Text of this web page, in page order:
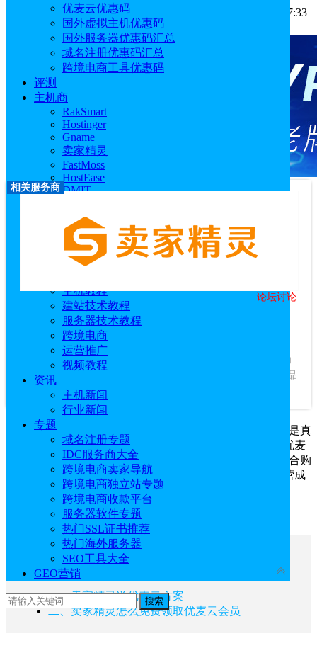
优麦云优惠码
国外虚拟主机优惠码
国外服务器优惠码汇总
域名注册优惠码汇总
跨境电商工具优惠码
评测
主机商
RakSmart
Hostinger
Gname
卖家精灵
FastMoss
HostEase
DMIT
莱卡云
西柚找词
优麦云
恒创科技
主机教程
建站技术教程
服务器技术教程
跨境电商
运营推广
视频教程
资讯
主机新闻
行业新闻
专题
域名注册专题
IDC服务商大全
跨境电商卖家导航
跨境电商独立站专题
跨境电商收款平台
服务器软件专题
热门SSL证书推荐
热门海外服务器
SEO工具大全
GEO营销
搜索
作者: Aimee 分类:常见问题
发布时间: 2025.04.02 18:37:33
更新于: 2026.01.15 13:03:55
相关服务商
卖家精灵 论坛讨论
优惠码： SPY78
访问官网|优惠活动
服务商介绍：卖家精灵是一款亚马逊卖家工具类SaaS软件，为
亚马逊跨境卖家提供一站式选品、市场分析、关键词优化、竞品
调研、产品监控等功能，帮助亚马逊卖家发...
卖家精灵
送优麦云是真的吗？卖家精灵送优麦云当然是真
的，只要购买卖家精灵的包年套餐，就可以领取1个月的优麦
云专业版会员时长。此外只要进行优麦云和卖家精灵的联合购
买还可享受立减活动，最高可减300元，帮助用户节省运营成
本，高效管理亚马逊店铺。
推荐阅读：《优麦云和卖家精灵区别分析
文章目录
一、卖家精灵送优麦云方案
二、卖家精灵怎么免费领取优麦云会员